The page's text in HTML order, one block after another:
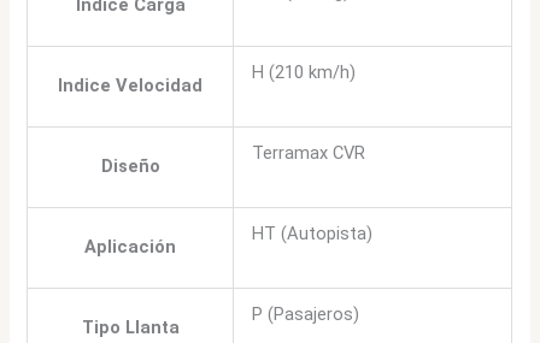
Indice Carga
Indice Velocidad
H (210 km/h)
Diseño
Terramax CVR
Aplicación
HT (Autopista)
Tipo Llanta
P (Pasajeros)